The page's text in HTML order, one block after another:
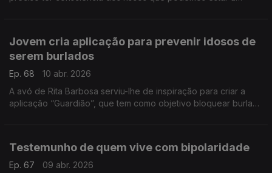
Jovem cria aplicação para prevenir idosos de
serem burlados
Ep. 68
10 abr. 2026
A avó de Rita Barbosa serviu-lhe de inspiração para criar a
aplicação “Guardião”, que tem como objetivo bloquear burlas.
Testemunho de quem vive com bipolaridade
Ep. 67
09 abr. 2026